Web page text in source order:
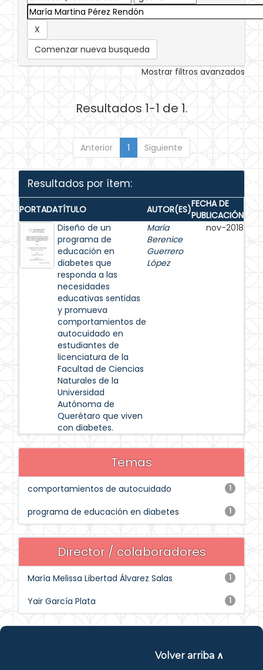
Comenzar nueva busqueda
Mostrar filtros avanzados
Resultados 1-1 de 1.
Anterior 1 Siguiente
Resultados por ítem:
PORTADATÍTULO AUTOR(ES)FECHA DE
PUBLICACIÓN
Diseño de un
programa de
educación en
diabetes que
responda a las
necesidades
educativas sentidas
y promueva
comportamientos de
autocuidado en
estudiantes de
licenciatura de la
Facultad de Ciencias
Naturales de la
Universidad
Autónoma de
Querétaro que viven
con diabetes.
María
Berenice
Guerrero
López
nov-2018
Temas
1
comportamientos de autocuidado
1
programa de educación en diabetes
Director / colaboradores
1
María Melissa Libertad Álvarez Salas
1
Yair García Plata
Volver arriba ∧